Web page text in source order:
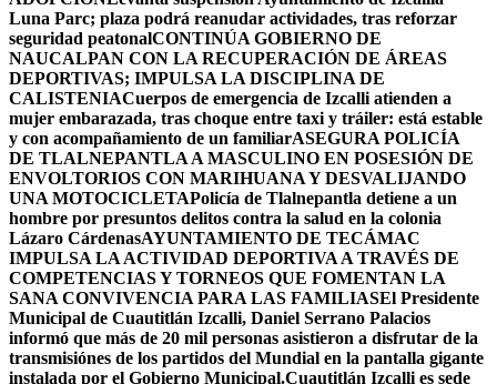
Luna Parc; plaza podrá reanudar actividades, tras reforzar
seguridad peatonalCONTINÚA GOBIERNO DE
NAUCALPAN CON LA RECUPERACIÓN DE ÁREAS
DEPORTIVAS; IMPULSA LA DISCIPLINA DE
CALISTENIACuerpos de emergencia de Izcalli atienden a
mujer embarazada, tras choque entre taxi y tráiler: está estable
y con acompañamiento de un familiarASEGURA POLICÍA
DE TLALNEPANTLA A MASCULINO EN POSESIÓN DE
ENVOLTORIOS CON MARIHUANA Y DESVALIJANDO
UNA MOTOCICLETAPolicía de Tlalnepantla detiene a un
hombre por presuntos delitos contra la salud en la colonia
Lázaro CárdenasAYUNTAMIENTO DE TECÁMAC
IMPULSA LA ACTIVIDAD DEPORTIVA A TRAVÉS DE
COMPETENCIAS Y TORNEOS QUE FOMENTAN LA
SANA CONVIVENCIA PARA LAS FAMILIASEl Presidente
Municipal de Cuautitlán Izcalli, Daniel Serrano Palacios
informó que más de 20 mil personas asistieron a disfrutar de la
transmisiónes de los partidos del Mundial en la pantalla gigante
instalada por el Gobierno Municipal.Cuautitlán Izcalli es sede